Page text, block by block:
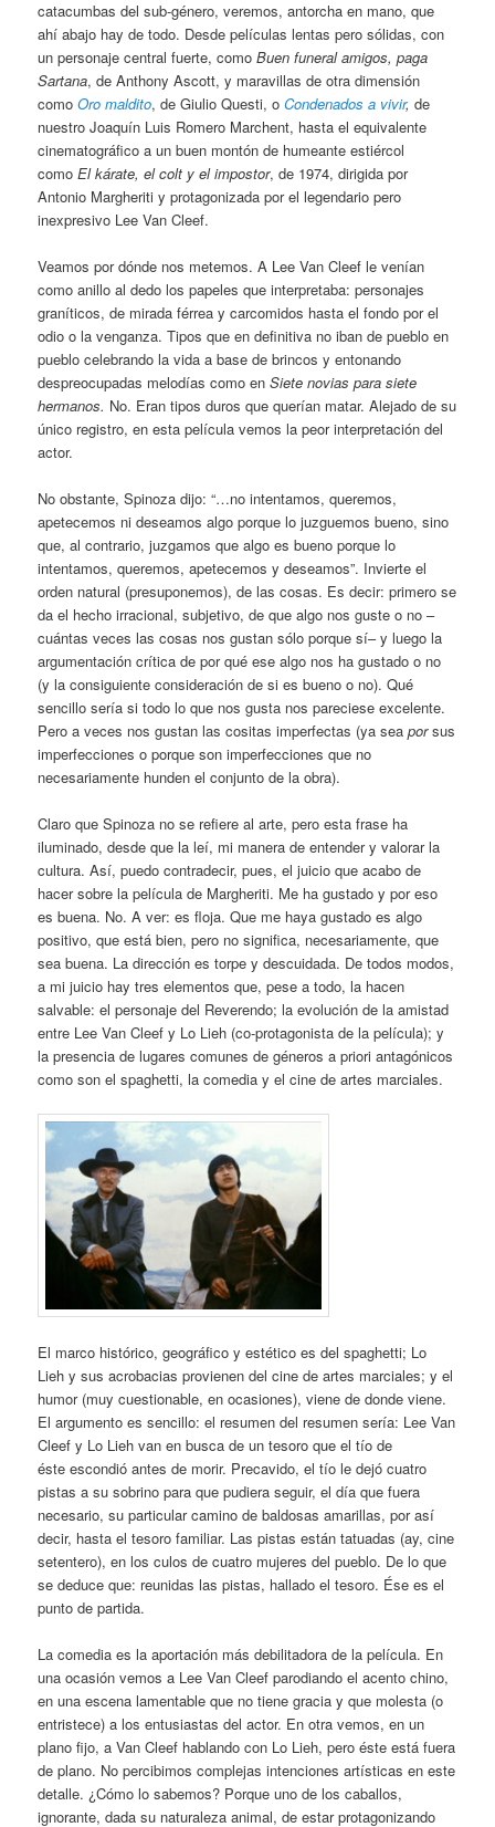
catacumbas del sub-género, veremos, antorcha en mano, que
ahí abajo hay de todo. Desde películas lentas pero sólidas, con
un personaje central fuerte, comoBuen funeral amigos, paga
Sartana, de Anthony Ascott, y maravillas de otra dimensión
comoOro maldito, de Giulio Questi, oCondenados a vivir, de
nuestro Joaquín Luis Romero Marchent, hasta el equivalente
cinematográfico a un buen montón de humeante estiércol
comoEl kárate, el colt y el impostor, de 1974, dirigida por
Antonio Margheriti y protagonizada por el legendario pero
inexpresivo Lee Van Cleef.
Veamos por dónde nos metemos. A Lee Van Cleef le venían
como anillo al dedo los papeles que interpretaba: personajes
graníticos, de mirada férrea y carcomidos hasta el fondo por el
odio o la venganza. Tipos que en definitiva no iban de pueblo en
pueblo celebrando la vida a base de brincos y entonando
despreocupadas melodías como enSiete novias para siete
hermanos. No. Eran tipos duros que querían matar. Alejado de su
único registro, en esta película vemos la peor interpretación del
actor.
No obstante, Spinoza dijo: “…no intentamos, queremos,
apetecemos ni deseamos algo porque lo juzguemos bueno, sino
que, al contrario, juzgamos que algo es bueno porque lo
intentamos, queremos, apetecemos y deseamos”. Invierte el
orden natural (presuponemos), de las cosas. Es decir: primero se
da el hecho irracional, subjetivo, de que algo nos guste o no –
cuántas veces las cosas nos gustan sólo porque sí– y luego la
argumentación crítica de por qué ese algo nos ha gustado o no
(y la consiguiente consideración de si es bueno o no). Qué
sencillo sería si todo lo que nos gusta nos pareciese excelente.
Pero a veces nos gustan las cositas imperfectas (ya seaporsus
imperfecciones o porque son imperfecciones que no
necesariamente hunden el conjunto de la obra).
Claro que Spinoza no se refiere al arte, pero esta frase ha
iluminado, desde que la leí, mi manera de entender y valorar la
cultura. Así, puedo contradecir, pues, el juicio que acabo de
hacer sobre la película de Margheriti. Me ha gustado y por eso
es buena. No. A ver: es floja. Que me haya gustado es algo
positivo, que está bien, pero no significa, necesariamente, que
sea buena. La dirección es torpe y descuidada. De todos modos,
a mi juicio hay tres elementos que, pese a todo, la hacen
salvable: el personaje del Reverendo; la evolución de la amistad
entre Lee Van Cleef y Lo Lieh (co-protagonista de la película); y
la presencia de lugares comunes de géneros a priori antagónicos
como son el spaghetti, la comedia y el cine de artes marciales.
El marco histórico, geográfico y estético es del spaghetti; Lo
Lieh y sus acrobacias provienen del cine de artes marciales; y el
humor (muy cuestionable, en ocasiones), viene de donde viene.
El argumento es sencillo: el resumen del resumen sería: Lee Van
Cleef y Lo Lieh van en busca de un tesoro que el tío de
éste escondió antes de morir. Precavido, el tío le dejó cuatro
pistas a su sobrino para que pudiera seguir, el día que fuera
necesario, su particular camino de baldosas amarillas, por así
decir, hasta el tesoro familiar. Las pistas están tatuadas (ay, cine
setentero), en los culos de cuatro mujeres del pueblo. De lo que
se deduce que: reunidas las pistas, hallado el tesoro. Ése es el
punto de partida.
La comedia es la aportación más debilitadora de la película. En
una ocasión vemos a Lee Van Cleef parodiando el acento chino,
en una escena lamentable que no tiene gracia y que molesta (o
entristece) a los entusiastas del actor. En otra vemos, en un
plano fijo, a Van Cleef hablando con Lo Lieh, pero éste está fuera
de plano. No percibimos complejas intenciones artísticas en este
detalle. ¿Cómo lo sabemos? Porque uno de los caballos,
ignorante, dada su naturaleza animal, de estar protagonizando